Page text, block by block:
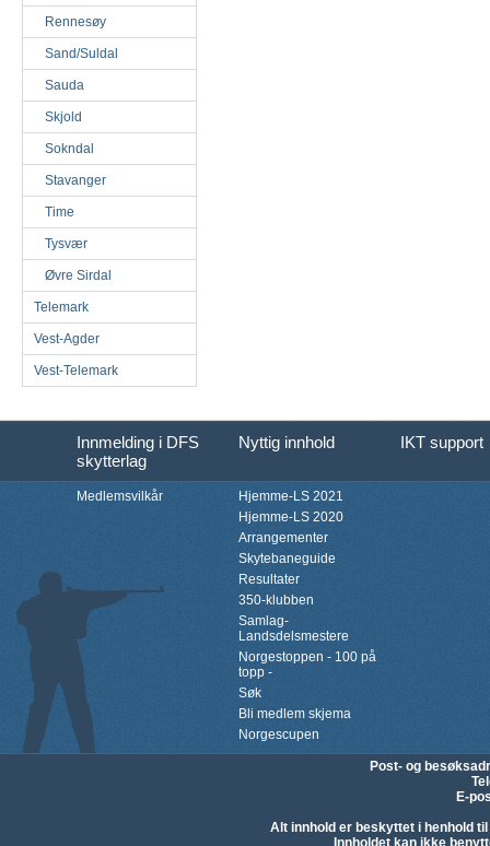
Rennesøy
Sand/Suldal
Sauda
Skjold
Sokndal
Stavanger
Time
Tysvær
Øvre Sirdal
Telemark
Vest-Agder
Vest-Telemark
Innmelding i DFS
skytterlag
Nyttig innhold IKT support
Medlemsvilkår
Hjemme-LS 2021
Hjemme-LS 2020
Arrangementer
Skytebaneguide
Resultater
350-klubben
Samlag-
Landsdelsmestere
Norgestoppen - 100 på
topp -
Søk
Bli medlem skjema
Norgescupen
Post- og
E-
Alt innhold er beskyttet i henhold
Innholdet kan ikke